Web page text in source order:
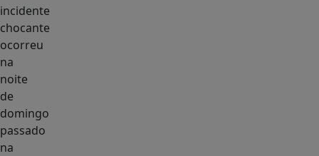
incidente
chocante
ocorreu
na
noite
de
domingo
passado
na